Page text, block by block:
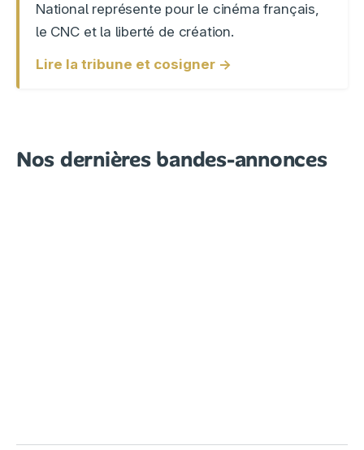
National représente pour le cinéma français,
le CNC et la liberté de création.
Lire la tribune et cosigner →
Nos dernières bandes-annonces